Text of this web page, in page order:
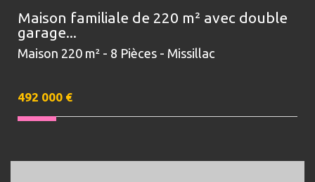
Maison familiale de 220 m² avec double
garage...
Maison 220 m² - 8 Pièces - Missillac
492 000 €